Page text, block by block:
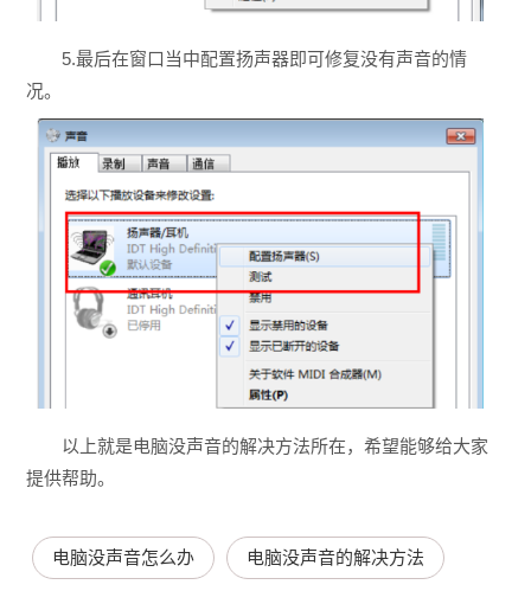
5.最后在窗口当中配置扬声器即可修复没有声音的情
况。
以上就是电脑没声音的解决方法所在，希望能够给大家
提供帮助。
电脑没声音怎么办 电脑没声音的解决方法